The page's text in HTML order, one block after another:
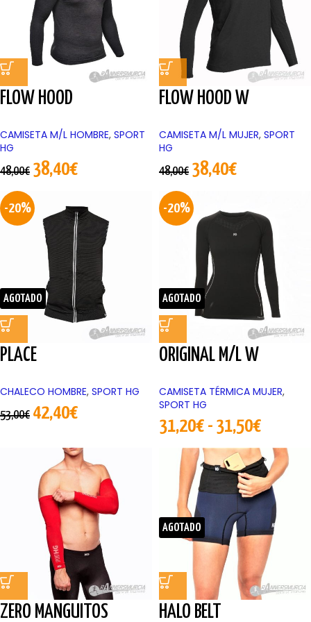
FLOW HOOD
CAMISETA M/L HOMBRE, SPORT
HG
48,00€ 38,40€
FLOW HOOD W
CAMISETA M/L MUJER, SPORT
HG
48,00€ 38,40€
-20%
AGOTADO
PLACE
CHALECO HOMBRE, SPORT HG
53,00€ 42,40€
-20%
AGOTADO
ORIGINAL M/L W
CAMISETA TÉRMICA MUJER,
SPORT HG
31,20€ - 31,50€
ZERO MANGUITOS
AGOTADO
HALO BELT